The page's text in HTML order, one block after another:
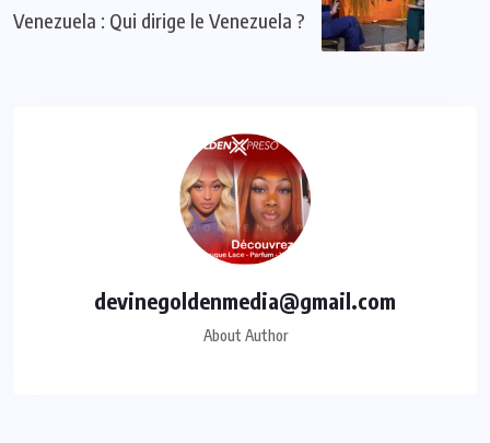
Venezuela : Qui dirige le Venezuela ?
devinegoldenmedia@gmail.com
About Author